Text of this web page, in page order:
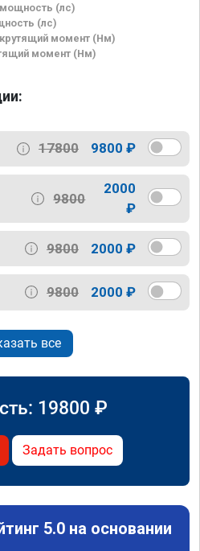
(лс)
(лс)
момент (Нм)
момент (Нм)
17800 9800 ₽
9800
2000
₽
9800 2000 ₽
9800 2000 ₽
все
19800 ₽
Задать вопрос
5.0 на основании